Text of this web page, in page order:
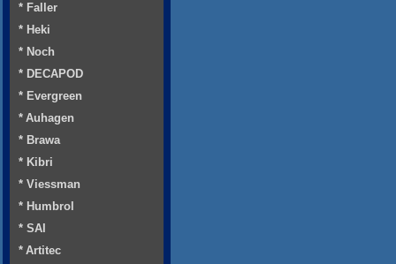
* Faller
* Heki
* Noch
* DECAPOD
* Evergreen
* Auhagen
* Brawa
* Kibri
* Viessman
* Humbrol
* SAI
* Artitec